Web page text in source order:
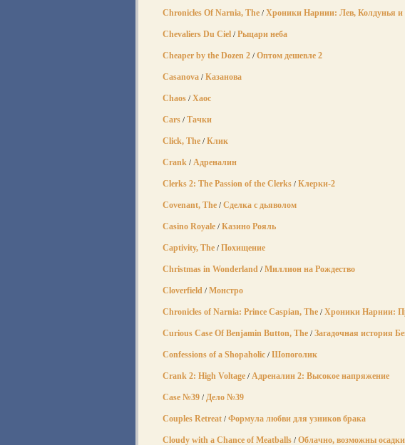
Chronicles Of Narnia, The / Хроники Нарнии: Лев, Колдунья
Chevaliers Du Ciel / Рыцари неба
Cheaper by the Dozen 2 / Оптом дешевле 2
Casanova / Казанова
Chaos / Хаос
Cars / Тачки
Click, The / Клик
Crank / Адреналин
Clerks 2: The Passion of the Clerks / Клерки-2
Covenant, The / Сделка с дьяволом
Casino Royale / Казино Рояль
Captivity, The / Похищение
Christmas in Wonderland / Миллион на Рождество
Cloverfield / Монстро
Chronicles of Narnia: Prince Caspian, The / Хроники Нарнии:
Curious Case Of Benjamin Button, The / Загадочная история
Confessions of a Shopaholic / Шопоголик
Crank 2: High Voltage / Адреналин 2: Высокое напряжение
Case №39 / Дело №39
Couples Retreat / Формула любви для узников брака
Cloudy with a Chance of Meatballs / Облачно, возможны